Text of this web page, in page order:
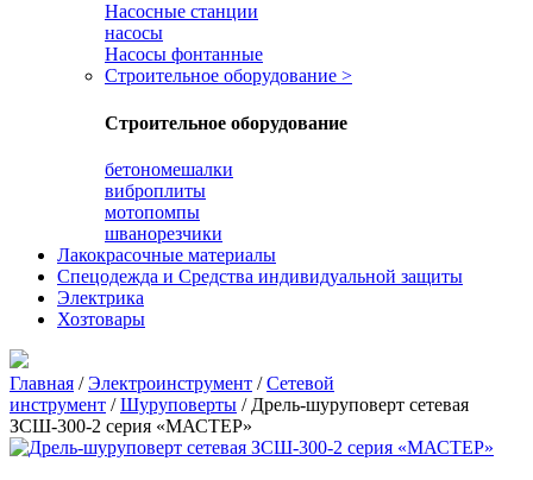
Насосные станции
насосы
Насосы фонтанные
Строительное оборудование >
Строительное оборудование
бетономешалки
виброплиты
мотопомпы
шванорезчики
Лакокрасочные материалы
Спецодежда и Средства индивидуальной защиты
Электрика
Хозтовары
Главная /Электроинструмент /Сетевой
инструмент /Шуруповерты / Дрель-шуруповерт сетевая
ЗСШ-300-2 серия «МАСТЕР»